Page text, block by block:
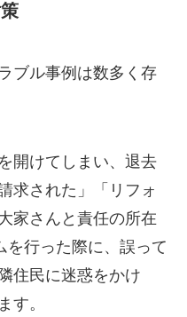
ブル事例は数多く存
開けてしまい、退去
求された」「リフォ
家さんと責任の所在
を行った際に、誤って
住民に迷惑をかけ
す。